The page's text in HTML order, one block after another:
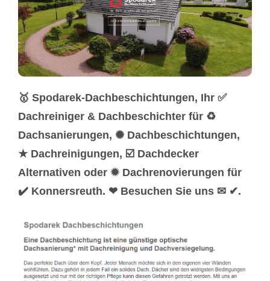
🥇 Spodarek-Dachbeschichtungen, Ihr ✅
Dachreiniger & Dachbeschichter für ♻
Dachsanierungen, ✺ Dachbeschichtungen,
★ Dachreinigungen, ☑️ Dachdecker
Alternativen oder ✹ Dachrenovierungen für
✔️ Konnersreuth. ❤ Besuchen Sie uns ✉ ✔.